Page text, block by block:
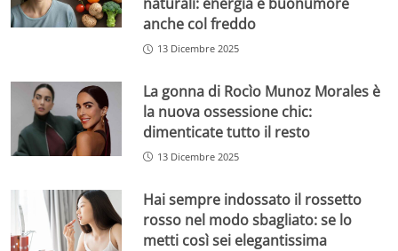
anche col freddo
13 Dicembre 2025
La gonna di Rocìo Munoz Morales è
la nuova ossessione chic:
dimenticate tutto il resto
13 Dicembre 2025
Hai sempre indossato il rossetto
rosso nel modo sbagliato: se lo
metti così sei elegantissima